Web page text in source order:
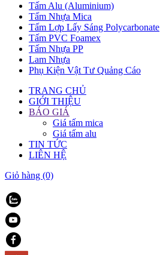
Tấm Alu (Aluminium)
Tấm Nhựa Mica
Tấm Lợp Lấy Sáng Polycarbonate
Tấm PVC Foamex
Tấm Nhựa PP
Lam Nhựa
Phụ Kiện Vật Tư Quảng Cáo
TRANG CHỦ
GIỚI THIỆU
BÁO GIÁ
Giá tấm mica
Giá tấm alu
TIN TỨC
LIÊN HỆ
Giỏ hàng (0)